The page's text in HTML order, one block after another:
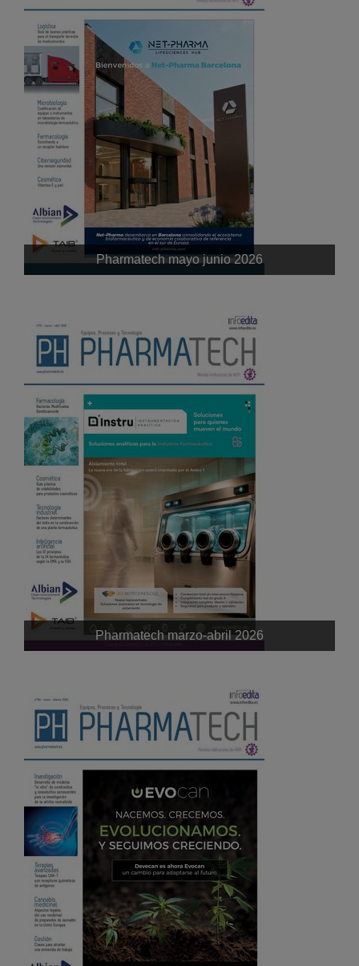
Pharmatech mayo junio 2026
Pharmatech marzo-abril 2026